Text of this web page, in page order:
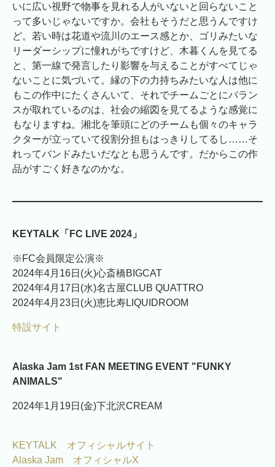
いに広い視野で物事を見れる人がいないと回らないこと
って多いじゃないですか。会社もそうだと思うんですけ
ど。若い時は花道や流川のエース感とか、ゴリみたいな
リーダーシップに憧れがちですけど、木暮くんを見てる
と、第一線で発言したり影響を与えることがすべてじゃ
ないことに気づいて。縁の下の力持ちみたいな人は他に
もこの作中にたくさんいて、それでチームごとにバラン
スが取れているのは、社会の縮図を見てるような感覚に
もなりますね。湘北を筆頭にどのチームも個々のキャラ
クターが立っていて役割分担もはっきりしてるし……そ
れってバンドみたいだなとも思うんです。だからこの作
品がすごく好きなのかな。
KEYTALK「FC LIVE 2024」
※FC会員限定公演※
2024年4月16日(火)心斎橋BIGCAT
2024年4月17日(水)名古屋CLUB QUATTRO
2024年4月23日(火)恵比寿LIQUIDROOM
特設サイト
Alaska Jam 1st FAN MEETING EVENT "FUNKY
ANIMALS"
2024年1月19日(金)下北沢CREAM
KEYTALK オフィシャルサイト
Alaska Jam オフィシャルX